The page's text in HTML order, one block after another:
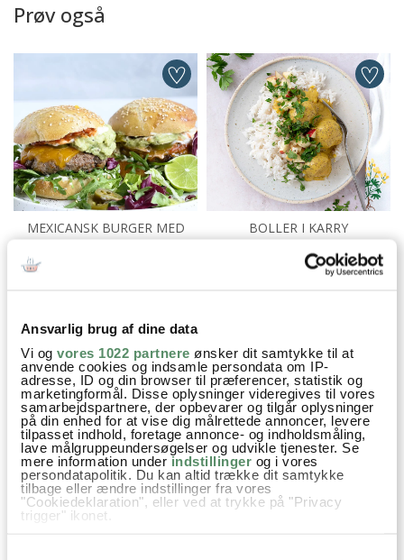
Ansvarlig brug af dine data
Vi og vores 1022 partnere ønsker dit samtykke til at
anvende cookies og indsamle persondata om IP-
adresse, ID og din browser til præferencer, statistik og
marketingformål. Disse oplysninger videregives til vores
samarbejdspartnere, der opbevarer og tilgår oplysninger
på din enhed for at vise dig målrettede annoncer, levere
tilpasset indhold, foretage annonce- og indholdsmåling,
lave målgruppeundersøgelser og udvikle tjenester. Se
mere information under indstillinger og i vores
persondatapolitik. Du kan altid trække dit samtykke
tilbage eller ændre indstillinger fra vores
"Cookiedeklaration", eller ved at trykke på "Privacy
trigger" ikonet.
Prøv også
MEXICANSK BURGER MED
GUACAMOLE
BOLLER I KARRY
Familiefavoritter Gryderetter Nem Hverdagsmad
Opskrifter Vinter Champignon Svampe Kylling
Hvidløg Squash Pølser Røget paprika Paprika
Oregano Hvedemel Bouillon Tomatpuré
Hakkede tomater Peberfrugt piskefløde Persille